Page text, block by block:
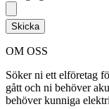
Skicka
OM OSS
Söker ni ett elföretag
gått och ni behöver
behöver kunniga